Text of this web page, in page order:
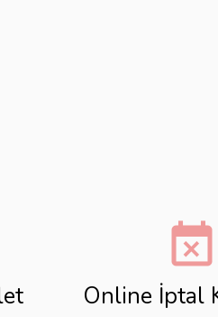
event_busy
Online İptal